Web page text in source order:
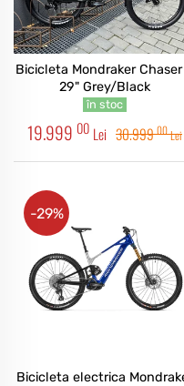
Bicicleta Mondraker Chaser
29" Grey/Black
în stoc
19.999 00 Lei 30.99900Lei
Bicicleta electrica
-29%